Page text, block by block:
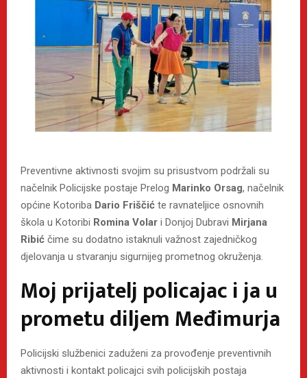
Preventivne aktivnosti svojim su prisustvom podržali su
načelnik Policijske postaje Prelog Marinko Orsag, načelnik
općine Kotoriba Dario Friščić te ravnateljice osnovnih
škola u Kotoribi Romina Volar i Donjoj Dubravi Mirjana
Ribić čime su dodatno istaknuli važnost zajedničkog
djelovanja u stvaranju sigurnijeg prometnog okruženja.
Moj prijatelj policajac i ja u
prometu diljem Međimurja
Policijski službenici zaduženi za provođenje preventivnih
aktivnosti i kontakt policajci svih policijskih postaja